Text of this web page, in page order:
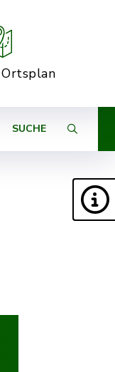
SUCHE